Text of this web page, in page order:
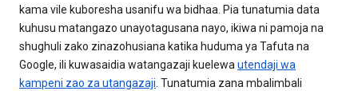
kama vile kuboresha usanifu wa bidhaa. Pia tunatumia data
kuhusu matangazo unayotagusana nayo, ikiwa ni pamoja na
shughuli zako zinazohusiana katika huduma ya Tafuta na
Google, ili kuwasaidia watangazaji kuelewautendaji wa
kampeni zao za utangazaji. Tunatumia zana mbalimbali